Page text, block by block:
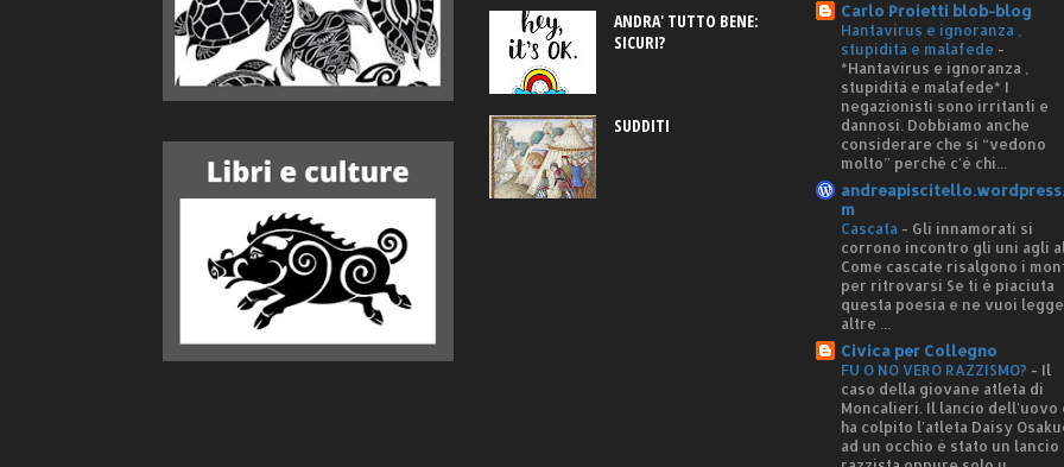
ANDRA' TUTTO BENE:
SICURI?
SUDDITI
Carlo Proietti blob-blog
Hantavirus e ignoranza ,
stupidità e malafede -
*Hantavirus e ignoranza ,
stupidità e malafede* I
negazionisti sono irritanti e
dannosi. Dobbiamo anche
considerare che si “vedono
molto” perché c'è chi...
m
Cascata - Gli innamorati si
corrono incontro gli uni agli
Come cascate risalgono i
per ritrovarsi Se ti è piaciuta
questa poesia e ne vuoi
altre ...
Civica per Collegno
FU O NO VERO RAZZISMO? - Il
caso della giovane atleta di
Moncalieri. Il lancio dell'uovo
ha colpito l'atleta Daisy
ad un occhio è stato un lancio